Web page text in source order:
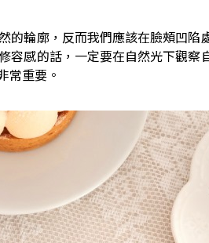
的輪廓，反而我們應該在臉頰凹陷
容感的話，一定要在自然光下觀察
常重要。